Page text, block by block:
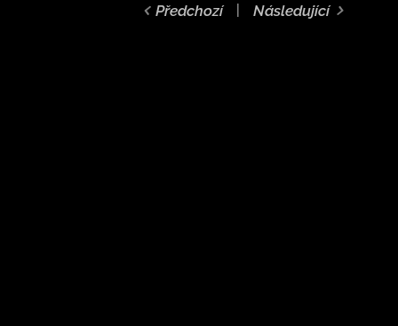
Předchozí Následující